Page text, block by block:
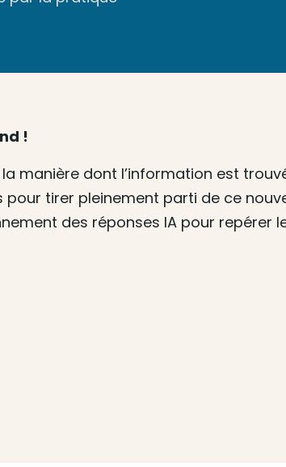
!
manière dont l’information est
tirer pleinement parti de ce
des réponses IA pour repérer